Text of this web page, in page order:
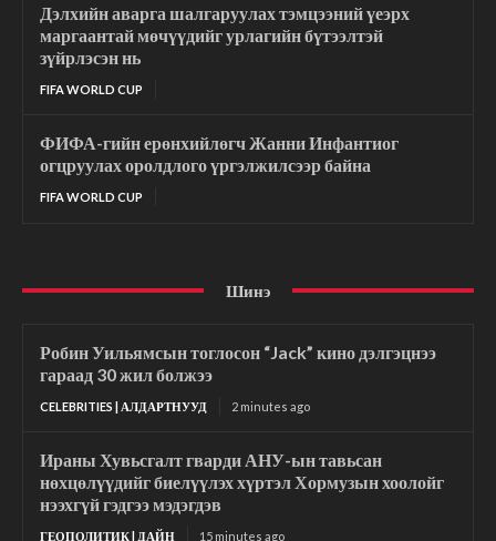
Дэлхийн аварга шалгаруулах тэмцээний үеэрх
маргаантай мөчүүдийг урлагийн бүтээлтэй
зүйрлэсэн нь
FIFA WORLD CUP
ФИФА-гийн ерөнхийлөгч Жанни Инфантиог
огцруулах оролдлого үргэлжилсээр байна
FIFA WORLD CUP
Шинэ
Робин Уильямсын тоглосон “Jack” кино дэлгэцнээ
гараад 30 жил болжээ
CELEBRITIES | АЛДАРТНУУД 2 minutes ago
Ираны Хувьсгалт гварди АНУ-ын тавьсан
нөхцөлүүдийг биелүүлэх хүртэл Хормузын хоолойг
нээхгүй гэдгээ мэдэгдэв
ГЕОПОЛИТИК | ДАЙН 15 minutes ago